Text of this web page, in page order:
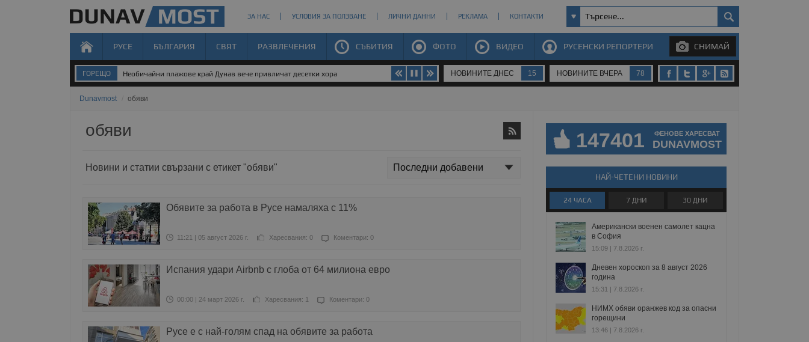
ЗА НАС УСЛОВИЯ ЗА ПОЛЗВАНЕ ЛИЧНИ ДАННИ РЕКЛАМА КОНТАКТИ
РУСЕ БЪЛГАРИЯ СВЯТ РАЗВЛЕЧЕНИЯ СЪБИТИЯ ФОТО ВИДЕО РУСЕНСКИ РЕПОРТЕРИ СНИМАЙ
ГОРЕЩО Необичайни плажове край Дунав вече привличат десетки хора НОВИНИТЕ ДНЕС 15 НОВИНИТЕ ВЧЕРА 78
Dunavmost обяви
обяви
Новини и статии свързани с етикет "обяви"
Обявите за работа в Русе намаляха с 11%
11:21 | 05 август 2026 г. Харесвания: 0 Коментари: 0
Испания удари Airbnb с глоба от 64 милиона евро
00:00 | 24 март 2026 г. Харесвания: 1 Коментари: 0
Русе е с най-голям спад на обявите за работа
147401 ФЕНОВЕ ХАРЕСВАТ
DUNAVMOST
НАЙ-ЧЕТЕНИ НОВИНИ
24 ЧАСА 7 ДНИ 30 ДНИ
Американски военен самолет кацна
в София
15:09 | 7.8.2026 г.
Дневен хороскоп за 8 август 2026
година
15:31 | 7.8.2026 г.
НИМХ обяви оранжев код за опасни
горещини
13:46 | 7.8.2026 г.